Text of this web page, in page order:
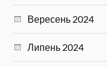
Вересень 2024
Липень 2024